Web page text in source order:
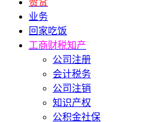
赞赏
业务
回家吃饭
工商财税知产
公司注册
会计税务
公司注销
知识产权
公积金社保